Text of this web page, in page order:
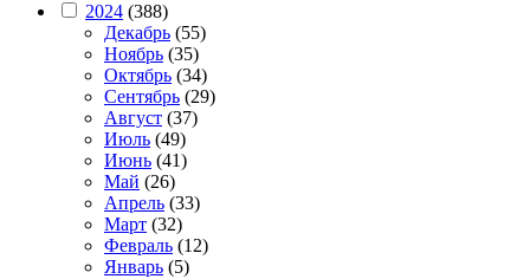
2024 (388)
Декабрь (55)
Ноябрь (35)
Октябрь (34)
Сентябрь (29)
Август (37)
Июль (49)
Июнь (41)
Май (26)
Апрель (33)
Март (32)
Февраль (12)
Январь (5)